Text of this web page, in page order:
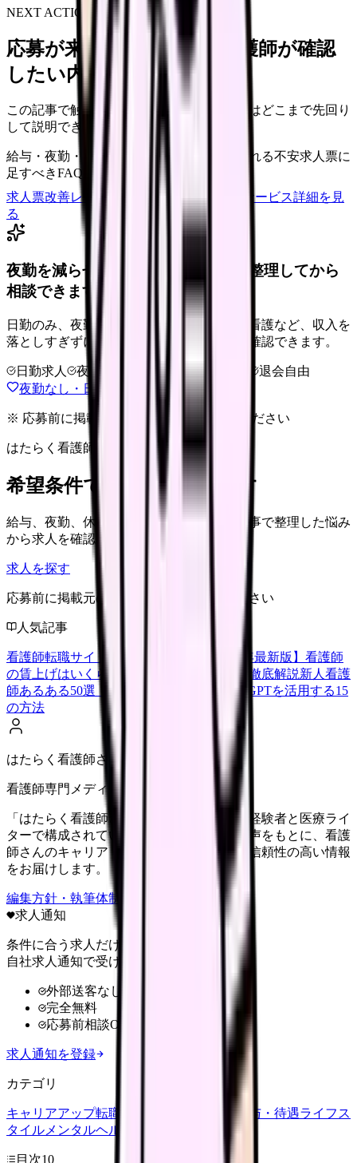
NEXT ACTION FOR CLINICS
応募が来ない求人票を、看護師が確認
したい内容に直せます
この記事で触れた不安を、自院の求人票ではどこまで先回り
して説明できていますか？
給与・夜勤・休日の見せ方 応募前に離脱される不安求人票に
足すべきFAQ
求人票改善レビューの見積もりを依頼
サービス詳細を見
る
夜勤を減らせる職場タイプを、先に整理してから
相談できます。
日勤のみ、夜勤少なめ、クリニック、訪問看護など、収入を
落としすぎずに夜勤負担を下げる選択肢を確認できます。
日勤求人 夜勤回数を相談 LINE相談OK
退会自由
夜勤なし・日勤求人の探し方を見る
※ 応募前に掲載元の最新情報を確認してください
はたらく看護師さん 求人
希望条件で看護師求人を探す
給与、夜勤、休み、ブランクなど、この記事で整理した悩み
から求人を確認できます。
求人を探す
応募前に掲載元の最新情報を確認してください
人気記事
看護師転職サイトランキングTOP5【2026年最新版】 看護師
の賃上げはいくら？2026年度の最新情報を徹底解説新人看護
師あるある50選【共感必至】
看護師がChatGPTを活用する15
の方法
はたらく看護師さん編集部
看護師専門メディア
「はたらく看護師さん」編集部は、看護師経験者と医療ライ
ターで構成されています。現場のリアルな声をもとに、看護
師さんのキャリア・転職・働き方に関する信頼性の高い情報
をお届けします。
編集方針・執筆体制・監修体制を見る
求人通知
条件に合う求人だけ
自社求人通知で受け取る
外部送客なし
完全無料
応募前相談OK
求人通知を登録
カテゴリ
キャリアアップ転職ガイド 職場環境給与・待遇ライフス
タイル メンタルヘルス
目次10